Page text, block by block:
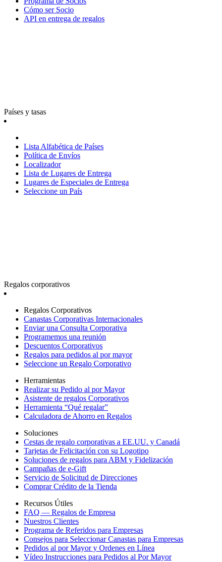
Cómo ser Socio
API en entrega de regalos
Países y tasas
Lista Alfabética de Países
Política de Envíos
Localizador
Lista de Lugares de Entrega
Lugares de Especiales de Entrega
Seleccione un País
Regalos corporativos
Regalos Corporativos
Canastas Corporativas Internacionales
Enviar una Consulta Corporativa
Programemos una reunión
Descuentos Corporativos
Regalos para pedidos al por mayor
Seleccione un Regalo Corporativo
Herramientas
Realizar su Pedido al por Mayor
Asistente de regalos Corporativos
Herramienta “Qué regalar”
Calculadora de Ahorro en Regalos
Soluciones
Cestas de regalo corporativas a EE.UU. y Canadá
Tarjetas de Felicitación con su Logotipo
Soluciones de regalos para ABM y Fidelización
Campañas de e-Gift
Servicio de Solicitud de Direcciones
Comprar Crédito de la Tienda
Recursos Útiles
FAQ — Regalos de Empresa
Nuestros Clientes
Programa de Referidos para Empresas
Consejos para Seleccionar Canastas para Empresas
Pedidos al por Mayor y Ordenes en Línea
Vídeo Instrucciones para Pedidos al Por Mayor